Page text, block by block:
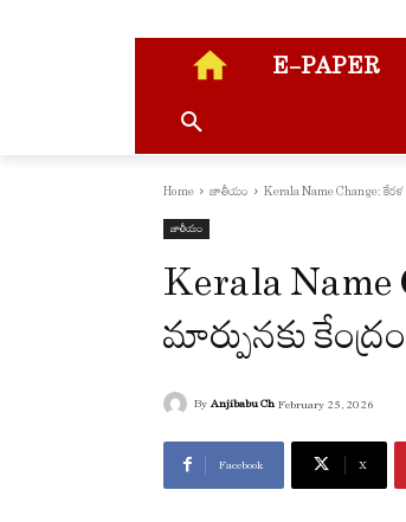
E-PAPER
Home జాతీయం Kerala Name Change:
జాతీయం
Kerala Name
మార్పునకు
By Anjibabu Ch February 25, 2026
Facebook X